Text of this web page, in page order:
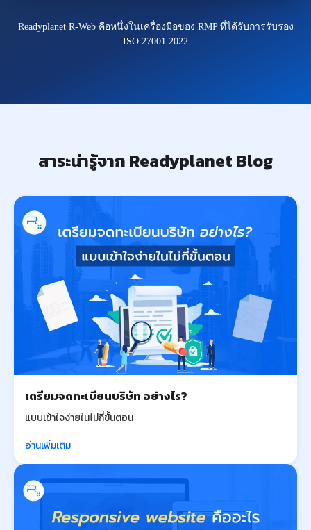
Readyplanet R-Web คือหนึ่งในเครื่องมือของ RMP ที่ได้รับการรับรอง
ISO 27001:2022
สาระน่ารู้จาก Readyplanet Blog
เตรียมจดทะเบียนบริษัท อย่างไร?
แบบเข้าใจง่ายในไม่กี่ขั้นตอน
อ่านเพิ่มเติม